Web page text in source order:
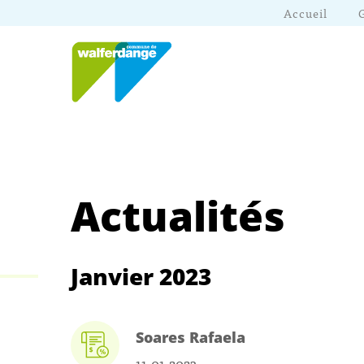
Accueil
Actualités
Janvier 2023
Soares Rafaela